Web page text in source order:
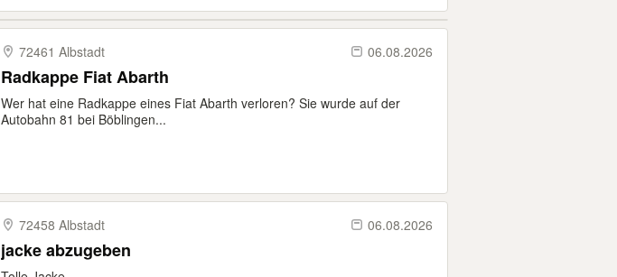
72461 Albstadt 06.08.2026
Radkappe Fiat Abarth
Wer hat eine Radkappe eines Fiat Abarth verloren? Sie wurde auf der
Autobahn 81 bei Böblingen...
72458 Albstadt 06.08.2026
jacke abzugeben